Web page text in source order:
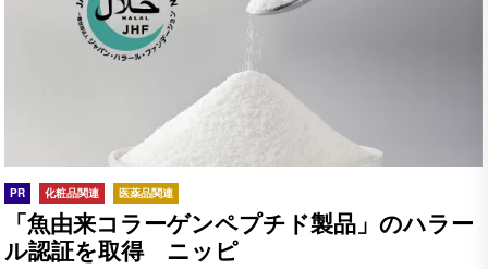
PR 化粧品関連 医薬品関連
「魚由来コラーゲンペプチド製品」のハラー
ル認証を取得 ニッピ